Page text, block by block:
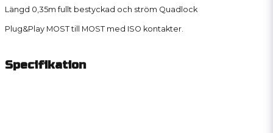
Längd 0,35m fullt bestyckad och ström Quadlock
Plug&Play MOST till MOST med ISO kontakter.
Specifikation